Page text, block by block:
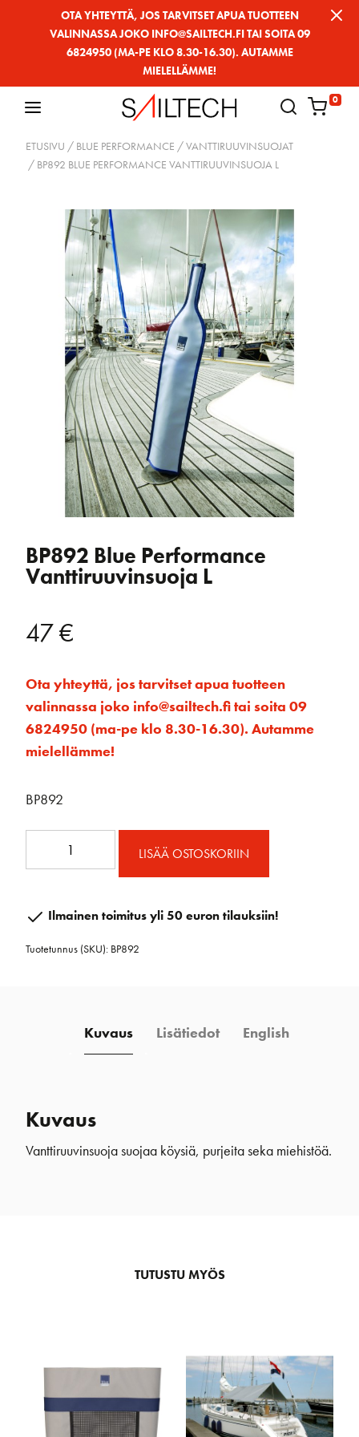
OTA YHTEYTTÄ, JOS TARVITSET APUA TUOTTEEN
VALINNASSA JOKO INFO@SAILTECH.FI TAI SOITA 09
6824950 (MA-PE KLO 8.30-16.30). AUTAMME
MIELELLÄMME!
0
ETUSIVU / BLUE PERFORMANCE /VANTTIRUUVINSUOJAT
/ BP892 BLUE PERFORMANCE VANTTIRUUVINSUOJA L
BP892 Blue Performance
Vanttiruuvinsuoja L
47€
Ota yhteyttä, jos tarvitset apua tuotteen
valinnassa joko info@sailtech.fi tai soita 09
6824950 (ma-pe klo 8.30-16.30). Autamme
mielellämme!
BP892
Vanttiruuvinsuoja
määrä
LISÄÄ OSTOSKORIIN
Ilmainen toimitus yli 50 euron tilauksiin!
Tuotetunnus (SKU): BP892
Kuvaus Lisätiedot English
Kuvaus
Vanttiruuvinsuoja suojaa köysiä, purjeita seka miehistöä.
TUTUSTU MYÖS